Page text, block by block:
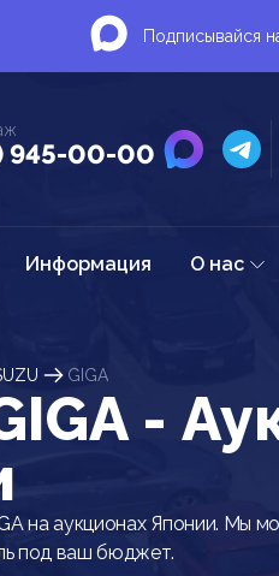
Подписывайся
945-00-00
Информация О нас
GIGA
-
на аукционах Японии. Мы
под ваш бюджет.